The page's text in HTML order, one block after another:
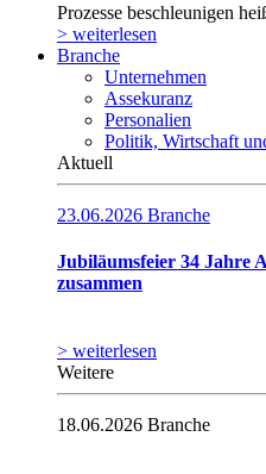
Prozesse beschleunigen
> weiterlesen
Branche
Unternehmen
Assekuranz
Personalien
Politik, Wirtschaft
Aktuell
23.06.2026 Branche
Jubiläumsfeier 34 Jahre
zusammen
> weiterlesen
Weitere
18.06.2026 Branche